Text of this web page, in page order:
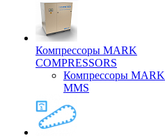
Компрессоры MARK
COMPRESSORS
Компрессоры MARK
MMS